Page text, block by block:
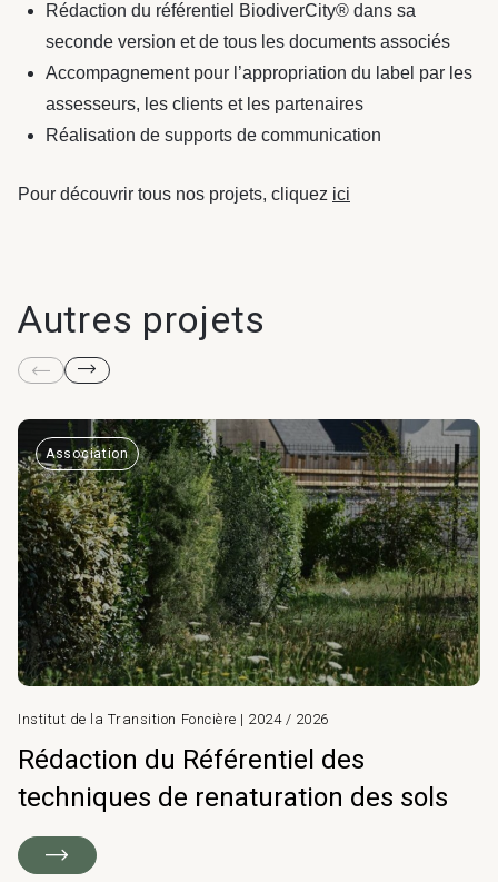
Rédaction du référentiel BiodiverCity® dans sa
seconde version et de tous les documents associés
Accompagnement pour l’appropriation du label par les
assesseurs, les clients et les partenaires
Réalisation de supports de communication
Pour découvrir tous nos projets, cliquez ici
Autres projets
Association
Institut de la Transition Foncière | 2024 / 2026
Rédaction du Référentiel des
techniques de renaturation des sols